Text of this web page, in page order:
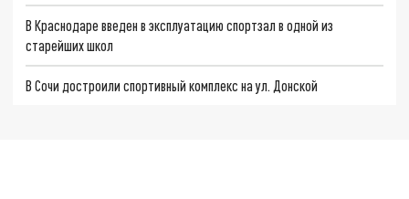
В Краснодаре введен в эксплуатацию спортзал в одной из
старейших школ
В Сочи достроили спортивный комплекс на ул. Донской